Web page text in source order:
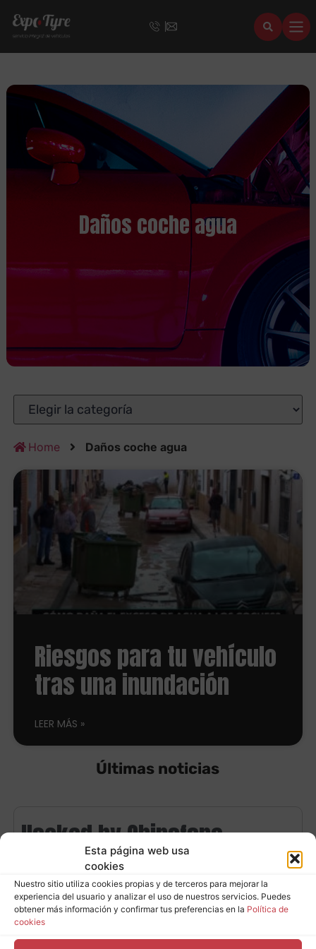
Esta página web usa
cookies
Nuestro sitio utiliza cookies propias y de terceros para mejorar la
experiencia del usuario y analizar el uso de nuestros servicios. Puedes
obtener más información y confirmar tus preferencias en la Política de
cookies
Daños coche agua
Home Daños coche agua
Riesgos para tu vehículo
tras una inundación
LEER MÁS
Últimas noticias
Hacked by Chinafans
Hacked by Chinafans